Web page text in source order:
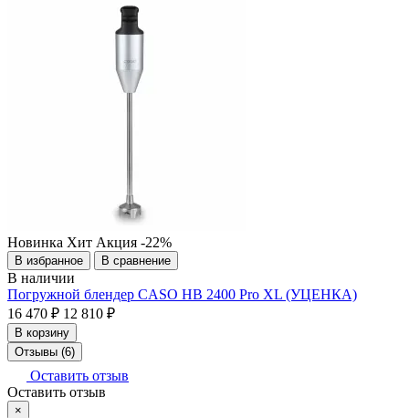
Новинка Хит Акция -22%
В избранное В сравнение
В наличии
Погружной блендер CASO HB 2400 Pro XL (УЦЕНКА)
16 470 ₽ 12 810 ₽
В корзину
Отзывы (6)
Оставить отзыв
Оставить отзыв
×